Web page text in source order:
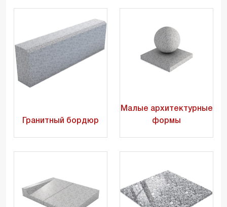
Гранитный бордюр
Малые архитектурные
формы